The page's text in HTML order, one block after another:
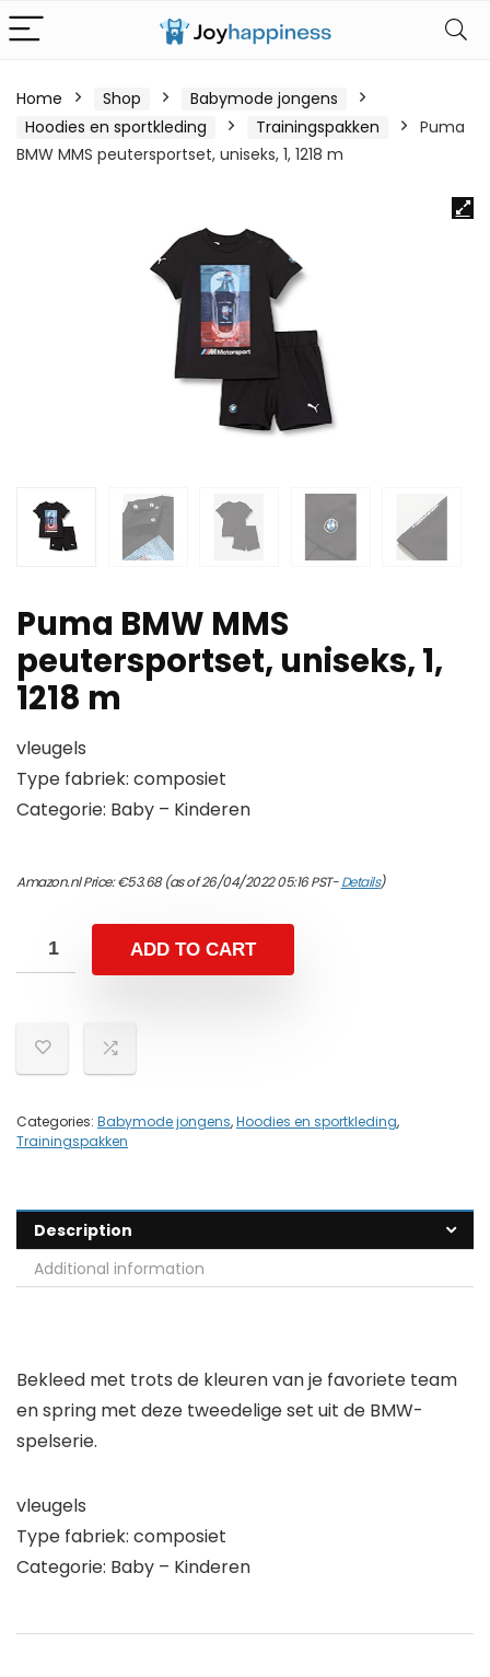
Home Shop
Babymode jongens
Hoodies en sportkleding
Trainingspakken
Puma
BMW MMS peutersportset, uniseks, 1, 1218 m
Puma BMW MMS
peutersportset, uniseks, 1,
1218 m
vleugels
Type fabriek: composiet
Categorie: Baby – Kinderen
Amazon.nl Price:€53.68(as of 26/04/2022 05:16 PST-Details)
ADD TO CART
Categories: Babymode jongens,Hoodies en sportkleding,
Trainingspakken
Description
Additional information
Bekleed met trots de kleuren van je favoriete team
en spring met deze tweedelige set uit de BMW-
spelserie.
vleugels
Type fabriek: composiet
Categorie: Baby – Kinderen